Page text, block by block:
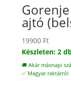
ajtó
19900 Ft
Készleten: 2
🚚 Akár másnapi
✅ Magyar raktárról